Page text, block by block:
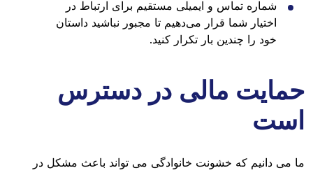
شماره تماس و ایمیلی مستقیم برای ارتباط در
اختیار شما قرار می‌دهیم تا مجبور نباشید داستان
خود را چندین بار تکرار کنید.
حمایت مالی در دسترس
است
ما می دانیم که خشونت خانوادگی می تواند باعث مشکل در